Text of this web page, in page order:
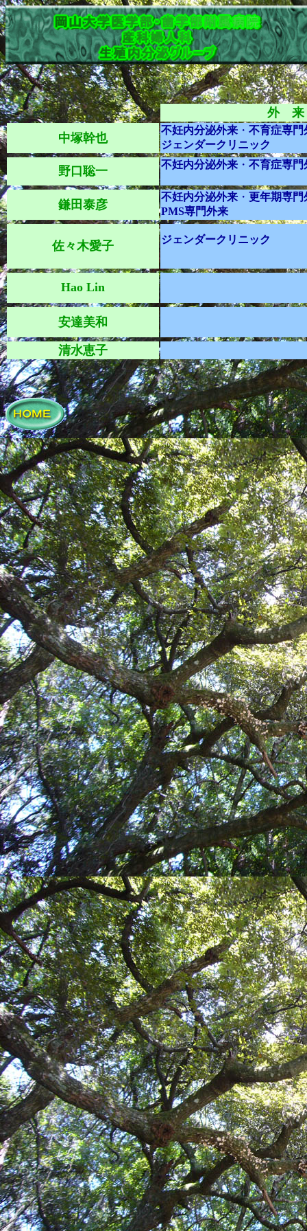
外 来
中塚幹也
不妊内分泌外来 ・ 不育症専門
ジェンダークリニック
野口聡一 不妊内分泌外来 ・ 不育症専門
鎌田泰彦
不妊内分泌外来 ・ 更年期専門
PMS専門外来
佐々木愛子 ジェンダークリニック
Hao Lin
安達美和
清水恵子